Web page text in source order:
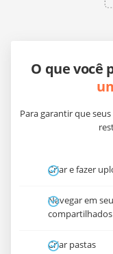
O que você
Para garantir que
Criar e fazer
Navegar em
Criar pastas